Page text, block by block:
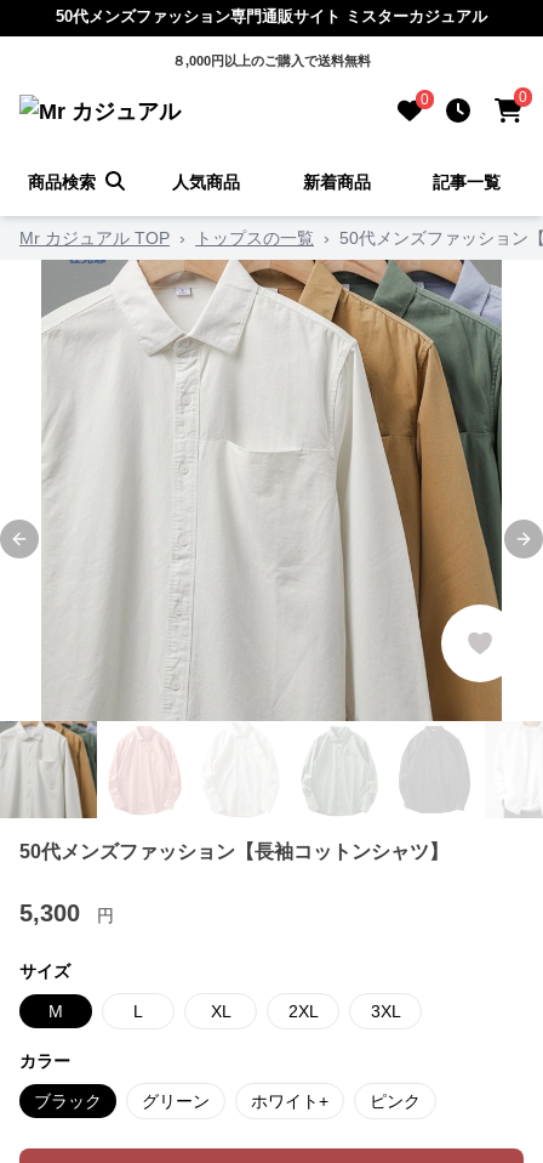
50代メンズファッション専門通販サイト ミスターカジュアル
８,000円以上のご購入で送料無料
0 0
商品検索 人気商品 新着商品 記事一覧
Mr カジュアル TOP › トップスの一覧 › 50代メンズファッション
Previous slide
50代メンズファッション【長袖コットンシャツ】
5,300 円
サイズ
M L XL 2XL 3XL
カラー
ブラック グリーン ホワイト+ ピンク